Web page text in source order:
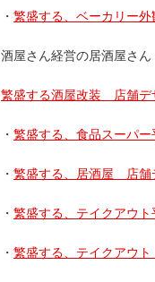
・ 繁盛する、ベーカリー
酒屋さん経営の居酒屋さ
繁盛する酒屋改装 店舗デ
・ 繁盛する、食品スーパー
・ 繁盛する、居酒屋 店舗
・ 繁盛する、テイクアウ
・ 繁盛する、テイクアウ